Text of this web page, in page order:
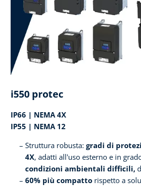
i550 protec
IP66 | NEMA 4X
IP55 | NEMA 12
Struttura robusta: gradi di
4X, adatti all'uso esterno e in
condizioni ambientali difficili,
60% più compatto rispetto a